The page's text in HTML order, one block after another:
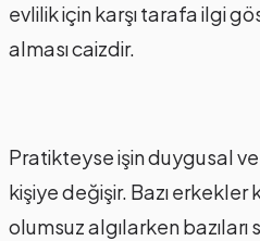
evlilik için karşı tarafa ilgi
alması caizdir.
Pratikteyse işin duygusal
kişiye değişir. Bazı erkekler
olumsuz algılarken